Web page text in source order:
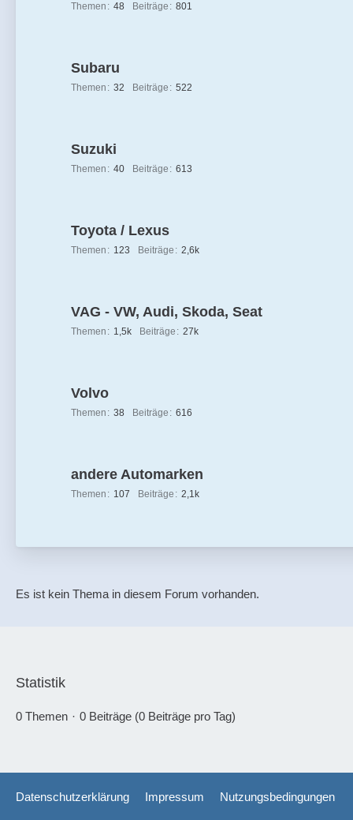
Themen 48 Beiträge 801
Subaru
Themen 32 Beiträge 522
Suzuki
Themen 40 Beiträge 613
Toyota / Lexus
Themen 123 Beiträge 2,6k
VAG - VW, Audi, Skoda, Seat
Themen 1,5k Beiträge 27k
Volvo
Themen 38 Beiträge 616
andere Automarken
Themen 107 Beiträge 2,1k
Es ist kein Thema in diesem Forum vorhanden.
Statistik
0 Themen 0 Beiträge (0 Beiträge pro Tag)
Datenschutzerklärung Impressum Nutzungsbedingungen